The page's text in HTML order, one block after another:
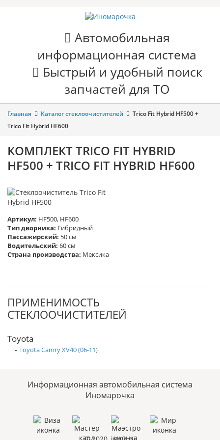
Автомобильная
информационная система
Быстрый и удобный поиск
запчастей для ТО
Главная Каталог стеклоочистителей
Trico Fit Hybrid HF500 +
Trico Fit Hybrid HF600
КОМПЛЕКТ TRICO FIT HYBRID
HF500 + TRICO FIT HYBRID HF600
Артикул: HF500, HF600
Тип дворника: Гибридный
Пассажирский: 50 см
Водительский: 60 см
Страна производства: Мексика
ПРИМЕНИМОСТЬ
СТЕКЛООЧИСТИТЕЛЕЙ
Toyota
- Toyota Camry XV40 (06-11)
Информационная автомобильная система
Иномарочка